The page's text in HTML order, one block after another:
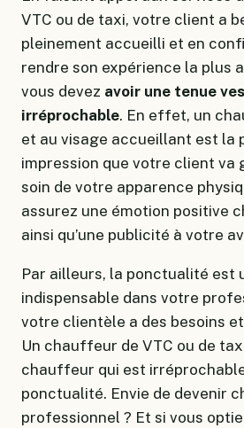
VTC ou de taxi, votre client a
pleinement accueilli et en
rendre son expérience la plus
vous devez avoir une tenue
irréprochable. En effet, un
et au visage accueillant est la
impression que votre client va
soin de votre apparence
assurez une émotion positive
ainsi qu’une publicité à votre
Par ailleurs, la ponctualité est
indispensable dans votre
votre clientèle a des besoins
Un chauffeur de VTC ou de
chauffeur qui est
ponctualité. Envie de devenir
professionnel ? Et si vous